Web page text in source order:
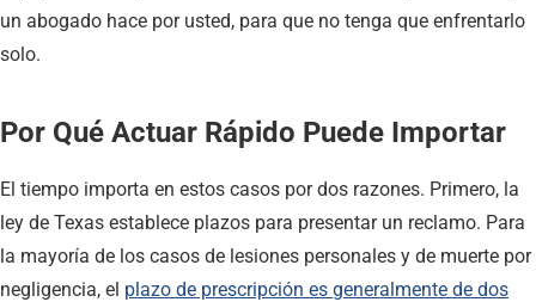
un abogado hace por usted, para que no tenga que enfrentarlo
solo.
Por Qué Actuar Rápido Puede Importar
El tiempo importa en estos casos por dos razones. Primero, la
ley de Texas establece plazos para presentar un reclamo. Para
la mayoría de los casos de lesiones personales y de muerte por
negligencia, el plazo de prescripción es generalmente de dos